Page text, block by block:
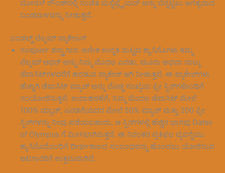
ಬೋನಸ್ ರೌಂಡ್‌ನಲ್ಲಿ ಸಂಚಿತ ಮಲ್ಟಿಪ್ಲೈಯರ್ ಅನ್ನು ಬೆನ್ನಟ್ಟಲು ಅಗತ್ಯವಾದ
ಬಂಡವಾಳವನ್ನು ನೀಡುತ್ತದೆ.
ಬಂಡಲ್ಡ್ ವೆಲ್ಕಮ್ ಪ್ಯಾಕೇಜಸ್
ಸಂಪೂರ್ಣ ಶಸ್ತ್ರಾಗಾರ: ಅನೇಕ ಉನ್ನತ ಮಟ್ಟದ ಕ್ಯಾಸಿನೊಗಳು ತಮ್ಮ
ವೆಲ್ಕಮ್ ಆಫರ್ ಅನ್ನು ನಿಮ್ಮ ಮೊದಲ ಎರಡು, ಮೂರು ಅಥವಾ ನಾಲ್ಕು
ಡೆಪಾಸಿಟ್‌ಗಳವರೆಗೆ ಹರಡುವ ಪ್ಯಾಕೇಜ್ ಆಗಿ ನೀಡುತ್ತವೆ. ಈ ಪ್ಯಾಕೇಜ್‌ಗಳು
ಹೆಚ್ಚಾಗಿ ಡೆಪಾಸಿಟ್ ಮ್ಯಾಚ್ ಅನ್ನು ದೊಡ್ಡ ಸಂಖ್ಯೆಯ ಫ್ರೀ ಸ್ಪಿನ್‌ಗಳೊಂದಿಗೆ
ಸಂಯೋಜಿಸುತ್ತವೆ. ಉದಾಹರಣೆಗೆ, ನಿಮ್ಮ ಮೊದಲ ಡೆಪಾಸಿಟ್ ಮೇಲೆ
100% ಮ್ಯಾಚ್, ಎರಡನೆಯದರ ಮೇಲೆ 50% ಮ್ಯಾಚ್ ಮತ್ತು 200 ಫ್ರೀ
ಸ್ಪಿನ್‌ಗಳನ್ನು ನೀವು ಪಡೆಯಬಹುದು, ಆ ಸ್ಪಿನ್‌ಗಳಲ್ಲಿ ಹೆಚ್ಚಿನ ಭಾಗವು Gates
of Olympus ಗೆ ಮೀಸಲಾಗಿರುತ್ತದೆ. ಈ ನಿರಂತರ ಪ್ರತಿಫಲ ವ್ಯವಸ್ಥೆಯು
ಕ್ಯಾಸಿನೊದೊಂದಿಗೆ ದೀರ್ಘಕಾಲದ ಸಂಬಂಧವನ್ನು ಹೊಂದಲು ಯೋಜಿಸುವ
ಆಟಗಾರರಿಗೆ ಉತ್ತಮವಾಗಿದೆ.